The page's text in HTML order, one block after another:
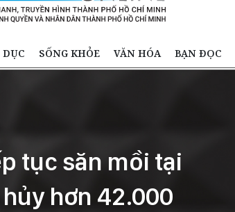
DỤC SỐNG KHỎE VĂN HÓA BẠN ĐỌC
tục săn mồi tại
hơn 42.000